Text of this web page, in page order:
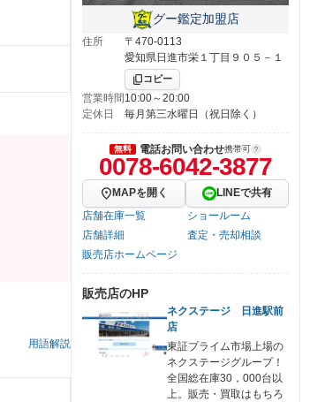
用語解説
グー鑑定加盟店
住所
〒470-0113
愛知県日進市栄１丁目９０５－１
コピー
営業時間10:00～20:00
定休日
毎月第三水曜日（祝日除く）
無料 電話お問い合わせ携帯可
0078-6042-3877
MAPを開く
LINEで共有
店舗在庫一覧
ショールーム
店舗詳細
査定・売却相談
販売店ホームページ
販売店のHP
ネクステージ 日進駅前
店
東証プライム市場上場の
ネクステージグループ！
全国総在庫30，000台以
上。販売・買取はもちろ